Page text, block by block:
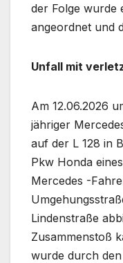
der Folge wurde
angeordnet und
Unfall mit
Am 12.06.2026
jähriger
auf der L 128 in
Pkw Honda
Mercedes -
Lindenstraße
Zusammenstoß
wurde durch